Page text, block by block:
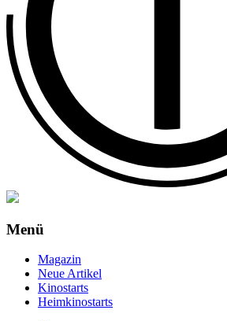
Menü
Magazin
Neue Artikel
Kinostarts
Heimkinostarts